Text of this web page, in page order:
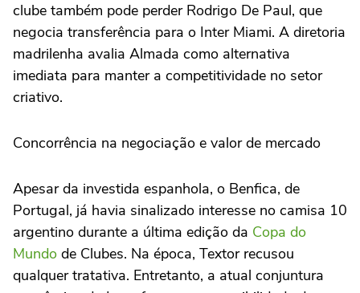
clube também pode perder Rodrigo De Paul, que
negocia transferência para o Inter Miami. A diretoria
madrilenha avalia Almada como alternativa
imediata para manter a competitividade no setor
criativo.
Concorrência na negociação e valor de mercado
Apesar da investida espanhola, o Benfica, de
Portugal, já havia sinalizado interesse no camisa 10
argentino durante a última edição da Copa do
Mundo de Clubes. Na época, Textor recusou
qualquer tratativa. Entretanto, a atual conjuntura